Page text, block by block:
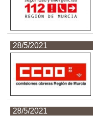
28/5/2021
28/5/2021